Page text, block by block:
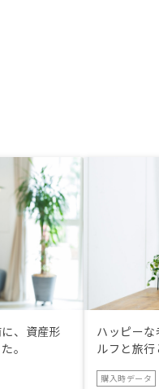
、資産形
。
ハッピー
ルフと旅
購入時データ